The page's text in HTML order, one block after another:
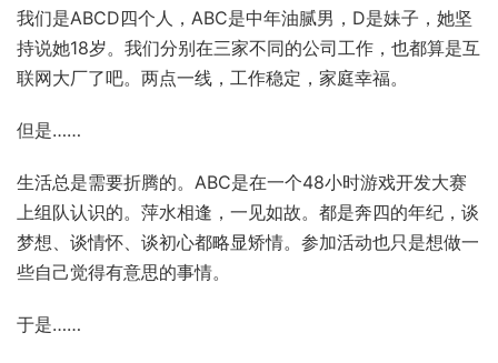
我们是ABCD四个人，ABC是中年油腻男，D是妹子，她坚
持说她18岁。我们分别在三家不同的公司工作，也都算是互
联网大厂了吧。两点一线，工作稳定，家庭幸福。
但是……
生活总是需要折腾的。ABC是在一个48小时游戏开发大赛
上组队认识的。萍水相逢，一见如故。都是奔四的年纪，谈
梦想、谈情怀、谈初心都略显矫情。参加活动也只是想做一
些自己觉得有意思的事情。
于是……